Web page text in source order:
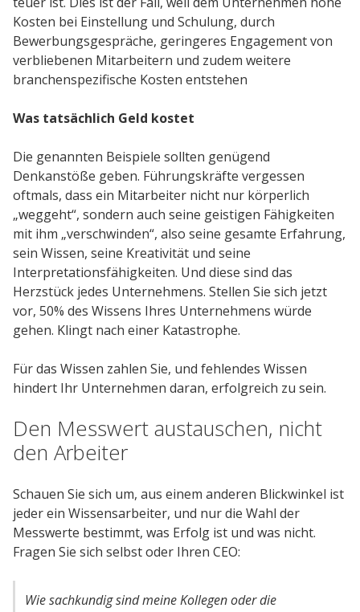
Kosten bei Einstellung und Schulung, durch
Bewerbungsgespräche, geringeres Engagement von
verbliebenen Mitarbeitern und zudem weitere
branchenspezifische Kosten entstehen
Was tatsächlich Geld kostet
Die genannten Beispiele sollten genügend
Denkanstöße geben. Führungskräfte vergessen
oftmals, dass ein Mitarbeiter nicht nur körperlich
„weggeht“, sondern auch seine geistigen Fähigkeiten
mit ihm „verschwinden“, also seine gesamte Erfahrung,
sein Wissen, seine Kreativität und seine
Interpretationsfähigkeiten. Und diese sind das
Herzstück jedes Unternehmens. Stellen Sie sich jetzt
vor, 50% des Wissens Ihres Unternehmens würde
gehen. Klingt nach einer Katastrophe.
Für das Wissen zahlen Sie, und fehlendes Wissen
hindert Ihr Unternehmen daran, erfolgreich zu sein.
Den Messwert austauschen, nicht
den Arbeiter
Schauen Sie sich um, aus einem anderen Blickwinkel ist
jeder ein Wissensarbeiter, und nur die Wahl der
Messwerte bestimmt, was Erfolg ist und was nicht.
Fragen Sie sich selbst oder Ihren CEO:
Wie sachkundig sind meine Kollegen oder die